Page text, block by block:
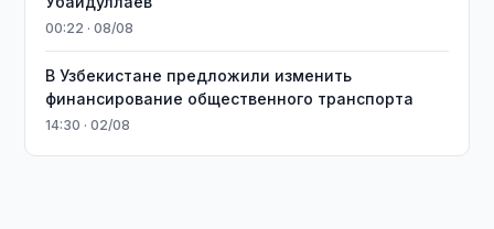
00:22 · 08/08
В Узбекистане предложили изменить
финансирование общественного транспорта
14:30 · 02/08